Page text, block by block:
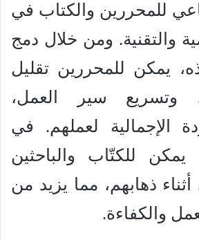
للمحررين والكتاب في
والتقنية. ومن خلال دمج
يمكن للمحررين تقليل
وتسريع سير العمل،
الإجمالية لعملهم. في
يمكن للكتّاب والباحثين
أثناء ذهابهم، مما يزيد من
والكفاءة.